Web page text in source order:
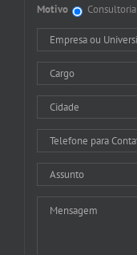
Motivo Consultoria